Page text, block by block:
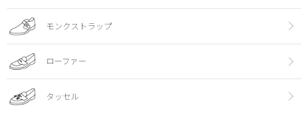
モンクストラップ
ローファー
タッセル